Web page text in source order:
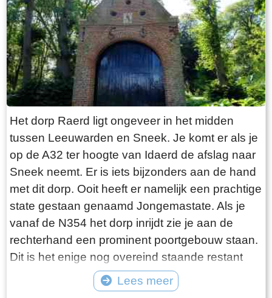
gevangen wordt. En niets is minder waar.
Tegenover de twee visrestaurants ligt in het
kleinste haventje van Europa eenzaam en
alleen de HL6. Navraag in het restaurant leert
dan dit de vissersboot van de gebroeders De
Vries is. Zij zijn de laatste overgebleven vissers
van Laaksum. Eerder was er sprake van een
bescheiden vloot maar de meeste vissers van
Laaksum zijn er al lang geleden mee gestopt.
De gebroeders De Vries houden het dus nog vol
en vangen regelmatig bot bij Laaksum. Ik hoor
dat de ze inmiddels aardig op leeftijd zijn, in
ieder geval over de zestig. Ik hoop dat ze het
nog even kunnen volhouden tot aan hun
pensioenleeftijd. Want zodra zij ermee stoppen
vangt iedereen bot bij Laaksum.
Het dorp Raerd ligt ongeveer in het midden
tussen Leeuwarden en Sneek. Je komt er als je
op de A32 ter hoogte van Idaerd de afslag naar
Sneek neemt. Er is iets bijzonders aan de hand
met dit dorp. Ooit heeft er namelijk een prachtige
state gestaan genaamd Jongemastate. Als je
vanaf de N354 het dorp inrijdt zie je aan de
rechterhand een prominent poortgebouw staan.
Dit is het enige nog overeind staande restant
van Jongemastate. Het poortgebouw geeft
toegang tot het park Jongemastate. In het
Lees meer